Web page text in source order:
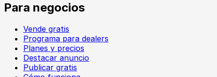
Para negocios
Vende gratis
Programa para dealers
Planes y precios
Destacar anuncio
Publicar gratis